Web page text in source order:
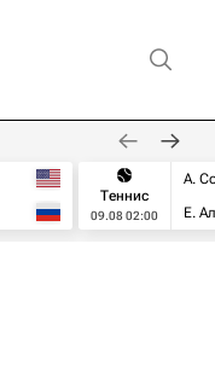
Теннис
09.08 02:00
А.
Е.